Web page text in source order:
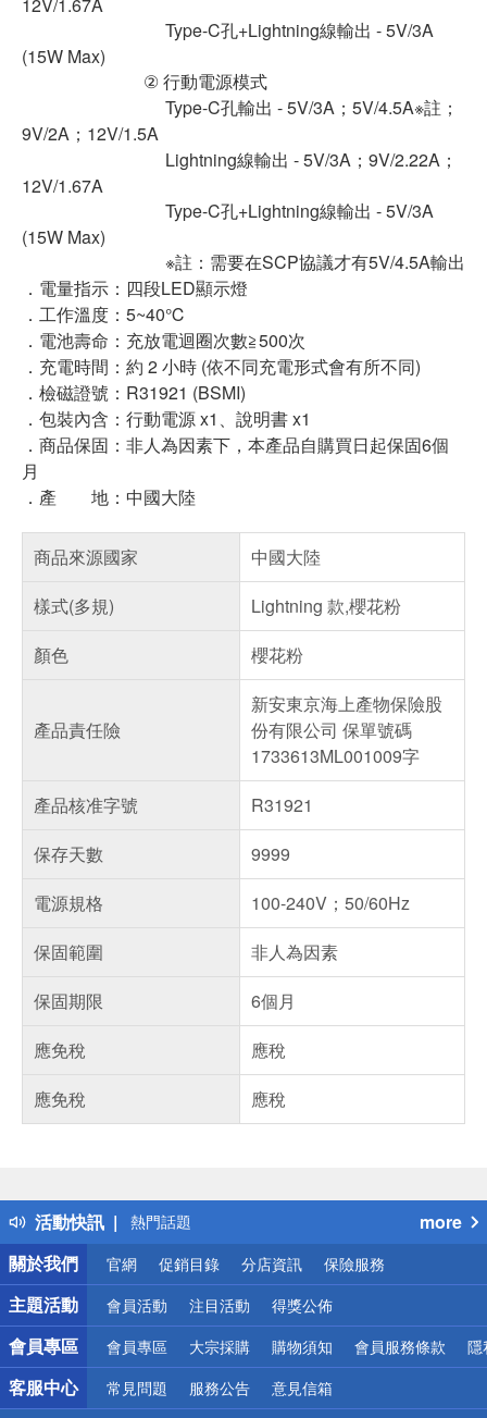
Type-C孔+Lightning線輸出 - 5V/3A
(15W Max)
② 行動電源模式
Type-C孔輸出 - 5V/3A；5V/4.5A※註；
9V/2A；12V/1.5A
Lightning線輸出 - 5V/3A；9V/2.22A；
12V/1.67A
Type-C孔+Lightning線輸出 - 5V/3A
(15W Max)
※註：需要在SCP協議才有5V/4.5A輸出
．電量指示：四段LED顯示燈
．工作溫度：5~40℃
．電池壽命：充放電迴圈次數≧500次
．充電時間：約 2 小時 (依不同充電形式會有所不同)
．檢磁證號：R31921 (BSMI)
．包裝內含：行動電源 x1、說明書 x1
．商品保固：非人為因素下，本產品自購買日起保固6個
月
．產 地：中國大陸
商品來源國家
中國大陸
樣式(多規)
Lightning 款,櫻花粉
顏色
櫻花粉
產品責任險
新安東京海上產物保險股
份有限公司 保單號碼
1733613ML001009字
產品核准字號
R31921
保存天數
9999
電源規格
100-240V；50/60Hz
保固範圍
非人為因素
保固期限
6個月
應免稅
應稅
應免稅
應稅
活動快訊
得獎公告
熱門話題
銀行優惠
偏遠地區配送
詐騙網頁！請小心！
more
關於我們
官網 促銷目錄 分店資訊 保險服務
主題活動 會員活動 注目活動 得獎公佈
會員專區 會員專區 大宗採購 購物須知 會員服務條款 隱
客服中心 常見問題 服務公告 意見信箱